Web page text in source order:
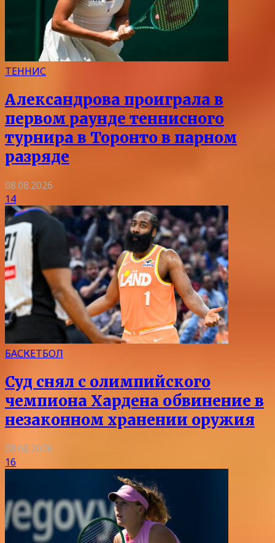
ТЕННИС
Александрова проиграла в
первом раунде теннисного
турнира в Торонто в парном
разряде
08.08.2026
14
БАСКЕТБОЛ
Суд снял с олимпийского
чемпиона Хардена обвинение в
незаконном хранении оружия
08.08.2026
16